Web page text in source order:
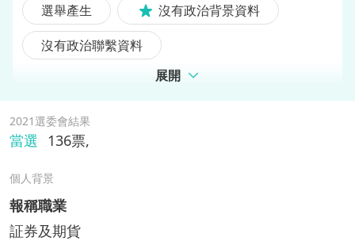
選舉產生
沒有政治背景資料
沒有政治聯繫資料
展開
2021選委會結果
當選 136票,
個人背景
報稱職業
証券及期貨